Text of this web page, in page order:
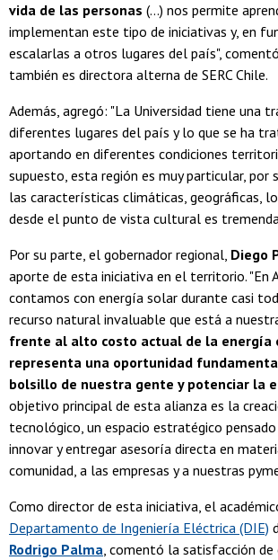
vida de las personas (...) nos permite
implementan este tipo de iniciativas y, en
escalarlas a otros lugares del país",
también es directora alterna de SERC Chile.
Además, agregó: "La Universidad tiene una
diferentes lugares del país y lo que se ha
aportando en diferentes condiciones
supuesto, esta región es muy particular, por
las características climáticas, geográficas,
desde el punto de vista cultural es
Por su parte, el gobernador regional, Diego
aporte de esta iniciativa en el territorio. "En
contamos con energía solar durante casi
recurso natural invaluable que está a
frente al alto costo actual de la energía
representa una oportunidad
bolsillo de nuestra gente y potenciar la
objetivo principal de esta alianza es la
tecnológico, un espacio estratégico
innovar y entregar asesoría directa en
comunidad, a las empresas y a nuestras
Como director de esta iniciativa, el
Departamento de Ingeniería Eléctrica (DIE)
Rodrigo Palma, comentó la satisfacción de